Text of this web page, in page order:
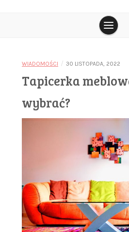
mowia.pl
WIADOMOŚCI / 30 LISTOPADA, 2022
Tapicerka
wybrać?